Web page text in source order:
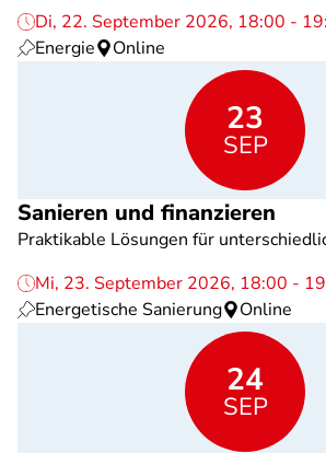
Di, 22. September 2026, 18:00 -
Energie
Online
23
SEP
Sanieren und finanzieren
Praktikable Lösungen für
Mi, 23. September 2026, 18:00 -
Energetische Sanierung
Online
24
SEP